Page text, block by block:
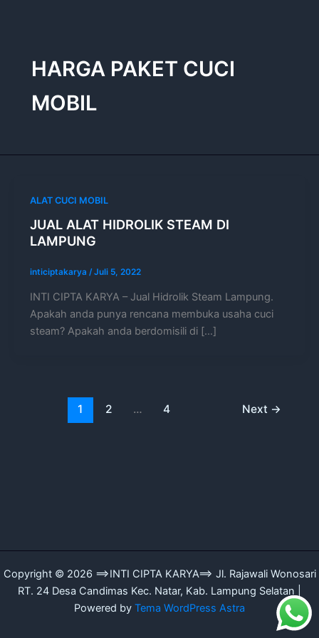
HARGA PAKET CUCI
MOBIL
ALAT CUCI MOBIL
JUAL ALAT HIDROLIK STEAM DI
LAMPUNG
inticiptakarya /Juli 5, 2022
INTI CIPTA KARYA – Jual Hidrolik Steam Lampung.
Apakah anda punya rencana membuka usaha cuci
steam? Apakah anda berdomisili di […]
1 2 … 4 Next →
Copyright © 2026 ==>INTI CIPTA KARYA==> Jl. Rajawali Wonosari
RT. 24 Desa Candimas Kec. Natar, Kab. Lampung Selatan |
Powered by Tema WordPress Astra